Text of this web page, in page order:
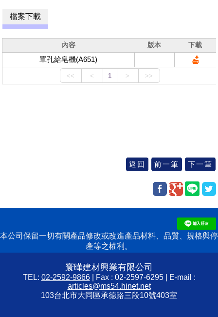
檔案下載
內容 版本 下載
單孔給皂機(A651)
本公司保留一切有關產品修改或改進產品材料、品質、規格與停
產等之權利。
寰曄建材興業有限公司
TEL: 02-2592-9866| Fax : 02-2597-6295 | E-mail :
articles@ms54.hinet.net
103台北市大同區承德路三段10號403室